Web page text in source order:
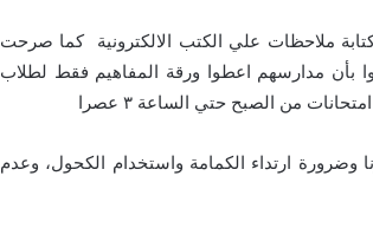
ملاحظات علي الكتب الالكترونية كما صرحت
بأن مدارسهم اعطوا ورقة المفاهيم فقط لطلاب
من الصبح حتي الساعة ٣ عصرا
وضرورة ارتداء الكمامة واستخدام الكحول، وعدم